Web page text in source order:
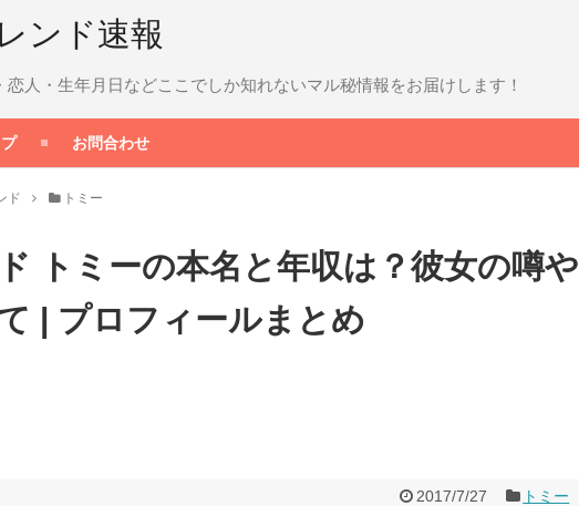
ンド速報
恋人・生年月日などここでしか知れないマル秘情報をお届けします！
お問合わせ
ド トミー
トミーの本名と年収は？彼女の噂や
| プロフィールまとめ
2017/7/27 トミー